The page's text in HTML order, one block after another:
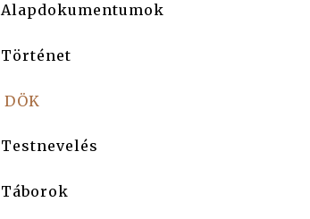
Alapdokumentumok
Történet
DÖK
Testnevelés
Táborok